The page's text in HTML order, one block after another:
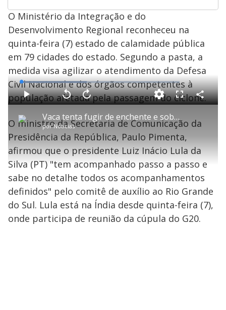
O Ministério da Integração e do
Desenvolvimento Regional reconheceu na
quinta-feira (7) estado de calamidade pública
em 79 cidades do estado. Segundo a pasta, a
medida visa agilizar o atendimento da Defesa
Civil Nacional e dos órgãos competentes à
população afetada pela passagem do ciclone.
P
l
a
y
Vaca tenta fugir de enchente e sobe em telhado de casa no RS
porNotícias
P V
t
a
r
0
e
g
n
d
o
A
a
n
ç
a
1
0
s
e
u
n
o
s
M
u
L
o
a
d
e
:
4
1
.
3
6
F
s
c
e
n
C
o
a
r
a
O ministro da Secretaria de Comunicação da
Presidência da República, Paulo Pimenta,
afirmou que o presidente Luiz Inácio Lula da
Silva (PT) "tem acompanhado passo a passo e
sabe no detalhe todos os acompanhamentos
definidos" pelo comitê de auxílio ao Rio Grande
do Sul. Lula está na Índia desde quinta-feira (7),
onde participa de reunião da cúpula do G20.